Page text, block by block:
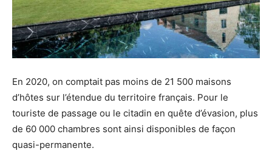
En 2020, on comptait pas moins de 21 500 maisons
d’hôtes sur l’étendue du territoire français. Pour le
touriste de passage ou le citadin en quête d’évasion, plus
de 60 000 chambres sont ainsi disponibles de façon
quasi-permanente.